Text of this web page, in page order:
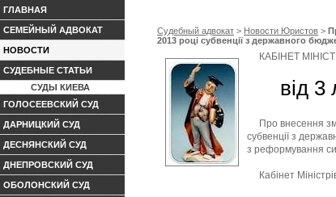
ГЛАВНАЯ
СЕМЕЙНЫЙ АДВОКАТ
НОВОСТИ
СУДЕБНЫЕ СТАТЬИ
СУДЫ КИЕВА
ГОЛОСЕЕВСКИЙ СУД
ДАРНИЦКИЙ СУД
ДЕСНЯНСКИЙ СУД
ДНЕПРОВСКИЙ СУД
ОБОЛОНСКИЙ СУД
Судебный адвокат > Новости Юристов >
2013 році субвенції з державного
реформування системи надання
КАБІНЕТ
від
Про внесення
субвенції з
з реформування
Кабінет